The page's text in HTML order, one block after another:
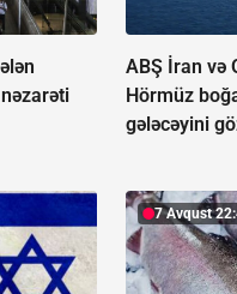
ABŞ İran və
Hörmüz
gələcəyini
7 Avqust